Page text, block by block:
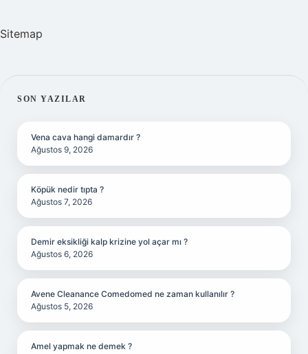
Sitemap
SIDEBAR
SON YAZILAR
Vena cava hangi damardır ?
Ağustos 9, 2026
Köpük nedir tıpta ?
Ağustos 7, 2026
Demir eksikliği kalp krizine yol açar mı ?
Ağustos 6, 2026
Avene Cleanance Comedomed ne zaman kullanılır ?
Ağustos 5, 2026
Amel yapmak ne demek ?